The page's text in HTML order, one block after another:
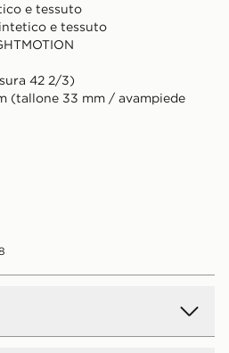
e tessuto
e tessuto
42 2/3)
(tallone 33 mm / avampiede